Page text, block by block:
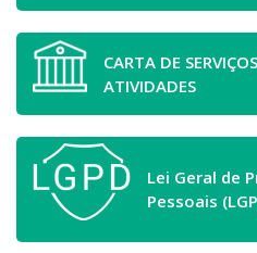
CARTA DE
ATIVIDADES
Lei Geral de
Pessoais